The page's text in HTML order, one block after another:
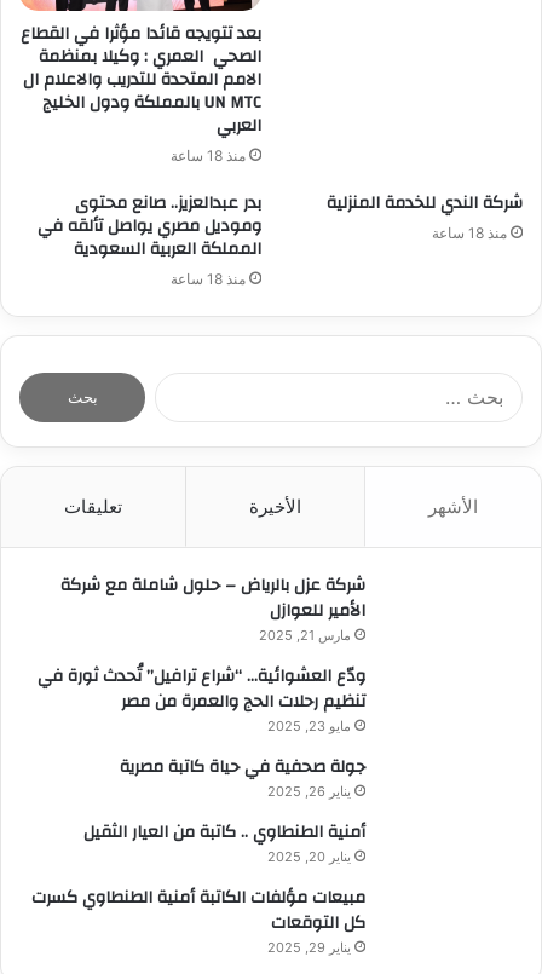
بعد تتويجه قائدا مؤثرا في القطاع
الصحي العمري : وكيلا بمنظمة
الامم المتحدة للتدريب والاعلام ال
UN MTC بالمملكة ودول الخليج
العربي
منذ 18 ساعة
شركة الندي للخدمة المنزلية
منذ 18 ساعة
بدر عبدالعزيز.. صانع محتوى
وموديل مصري يواصل تألقه في
المملكة العربية السعودية
منذ 18 ساعة
الأشهر الأخيرة تعليقات
شركة عزل بالرياض – حلول شاملة مع شركة
الأمير للعوازل
مارس 21, 2025
ودّع العشوائية… “شراع ترافيل” تُحدث ثورة في
تنظيم رحلات الحج والعمرة من مصر
مايو 23, 2025
جولة صحفية في حياة كاتبة مصرية
يناير 26, 2025
أمنية الطنطاوي .. كاتبة من العيار الثقيل
يناير 20, 2025
مبيعات مؤلفات الكاتبة أمنية الطنطاوي كسرت
كل التوقعات
يناير 29, 2025